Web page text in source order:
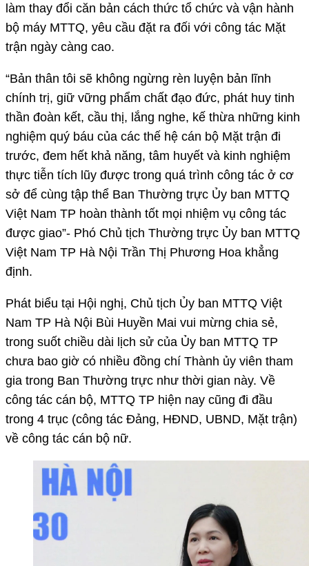
làm thay đổi căn bản cách thức tổ chức và vận hành
bộ máy MTTQ, yêu cầu đặt ra đối với công tác Mặt
trận ngày càng cao.
“Bản thân tôi sẽ không ngừng rèn luyện bản lĩnh
chính trị, giữ vững phẩm chất đạo đức, phát huy tinh
thần đoàn kết, cầu thị, lắng nghe, kế thừa những kinh
nghiệm quý báu của các thế hệ cán bộ Mặt trận đi
trước, đem hết khả năng, tâm huyết và kinh nghiệm
thực tiễn tích lũy được trong quá trình công tác ở cơ
sở để cùng tập thể Ban Thường trực Ủy ban MTTQ
Việt Nam TP hoàn thành tốt mọi nhiệm vụ công tác
được giao”- Phó Chủ tịch Thường trực Ủy ban MTTQ
Việt Nam TP Hà Nội Trần Thị Phương Hoa khẳng
định.
Phát biểu tại Hội nghị, Chủ tịch Ủy ban MTTQ Việt
Nam TP Hà Nội Bùi Huyền Mai vui mừng chia sẻ,
trong suốt chiều dài lịch sử của Ủy ban MTTQ TP
chưa bao giờ có nhiều đồng chí Thành ủy viên tham
gia trong Ban Thường trực như thời gian này. Về
công tác cán bộ, MTTQ TP hiện nay cũng đi đầu
trong 4 trục (công tác Đảng, HĐND, UBND, Mặt trận)
về công tác cán bộ nữ.